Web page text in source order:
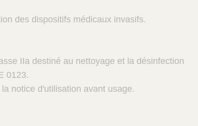
des dispositifs médicaux invasifs.
IIa destiné au nettoyage et la désinfection
0123.
notice d'utilisation avant usage.